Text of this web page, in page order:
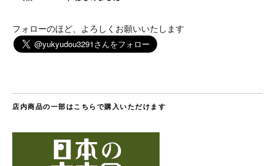
フォローのほど、よろしくお願いいたします
店内商品の一部はこちらで購入いただけます